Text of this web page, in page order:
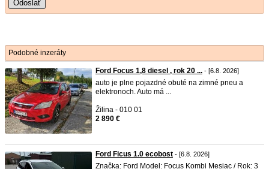
Odoslať
Podobné inzeráty
Ford Focus 1,8 diesel , rok 20 ... - [6.8. 2026]
auto je plne pojazdné obuté na zimné pneu a
elektronoch. Auto má ...
Žilina - 010 01
2 890 €
Ford Ficus 1.0 ecobost - [6.8. 2026]
Značka: Ford Model: Focus Kombi Mesiac / Rok: 3